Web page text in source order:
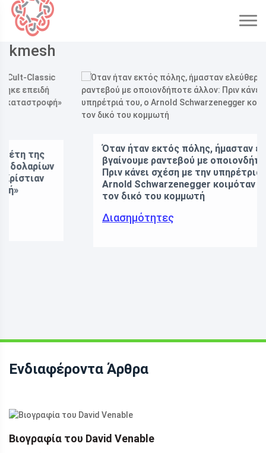
kmesh
Όταν ήταν εκτός πόλης, ήμασταν ελεύθεροι να
βγαίνουμε ραντεβού με οποιονδήποτε άλλον:
Πριν κάνει σχέση με την υπηρέτριά του, ο
Arnold Schwarzenegger κοιμόταν τακτικά με
τον δικό του κομμωτή
Ενδιαφέροντα Άρθρα
Βιογραφία του David Venable